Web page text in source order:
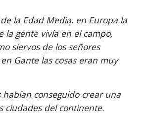
la Edad Media, en Europa la
la gente vivía en el campo,
siervos de los señores
Gante las cosas eran muy
habían conseguido crear una
ciudades del continente.